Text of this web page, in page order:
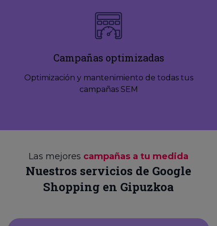
Campañas optimizadas
Optimización y mantenimiento de todas tus
campañas SEM
Las mejores campañas a tu medida
Nuestros servicios de Google
Shopping en Gipuzkoa